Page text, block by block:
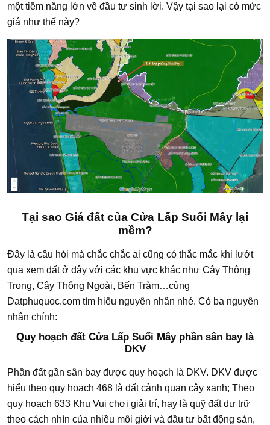
một tiềm năng lớn về đầu tư sinh lời. Vậy tại sao lại có mức
giá như thế này?
Tại sao Giá đất của Cửa Lấp Suối Mây lại
mềm?
Đây là câu hỏi mà chắc chắc ai cũng có thắc mắc khi lướt
qua xem đất ở đây với các khu vực khác như Cây Thông
Trong, Cây Thông Ngoài, Bến Tràm…cùng
Datphuquoc.com tìm hiểu nguyên nhân nhé. Có ba nguyên
nhân chính:
Quy hoạch đất Cửa Lấp Suối Mây phần sân bay là
DKV
Phần đất gần sân bay được quy hoạch là DKV. DKV được
hiểu theo quy hoạch 468 là đất cảnh quan cây xanh; Theo
quy hoạch 633 Khu Vui chơi giải trí, hay là quỹ đất dự trữ
theo cách nhìn của nhiều môi giới và đầu tư bất động sản,